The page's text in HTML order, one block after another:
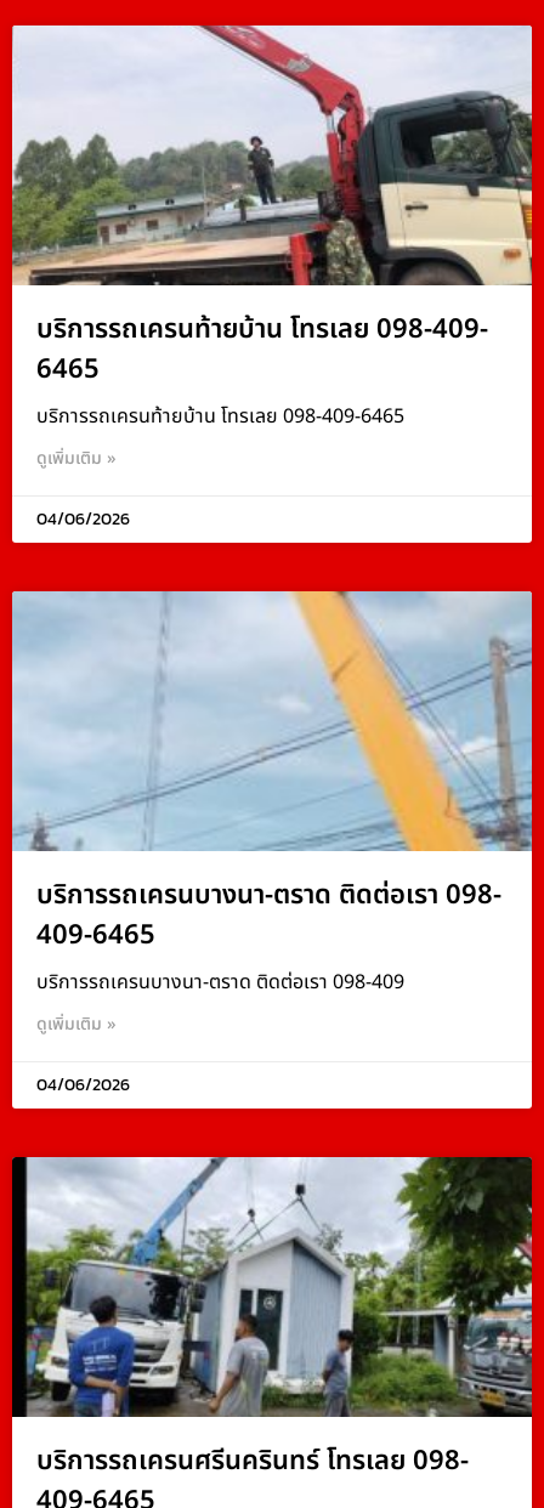
บริการรถเครนท้ายบ้าน โทรเลย 098-409-
6465
บริการรถเครนท้ายบ้าน โทรเลย 098-409-6465
ดูเพิ่มเติม »
04/06/2026
บริการรถเครนบางนา-ตราด ติดต่อเรา 098-
409-6465
บริการรถเครนบางนา-ตราด ติดต่อเรา 098-409
ดูเพิ่มเติม »
04/06/2026
บริการรถเครนศรีนครินทร์ โทรเลย 098-